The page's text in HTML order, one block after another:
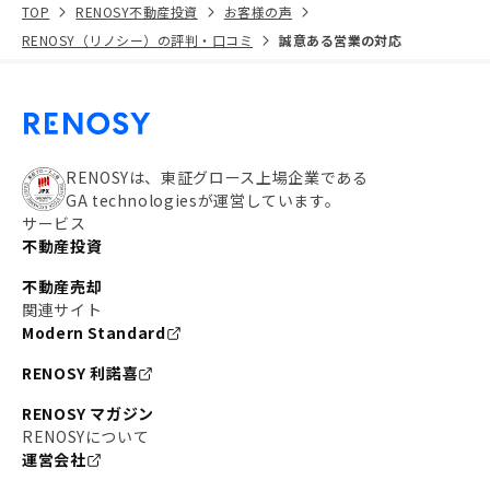
TOP RENOSY不動産投資
お客様の声
RENOSY（リノシー）の評判・口コミ
誠意ある営業の対応
RENOSYは、東証グロース上場企業である
GA technologiesが運営しています。
サービス
不動産投資
不動産売却
関連サイト
Modern Standard
RENOSY 利諾喜
RENOSY マガジン
RENOSYについて
運営会社